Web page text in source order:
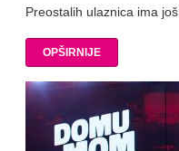
Preostalih ulaznica ima
OPŠIRNIJE